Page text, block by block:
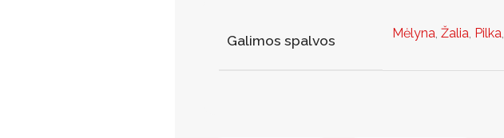
Galimos spalvos Mėlyna, Žalia, Pilka,